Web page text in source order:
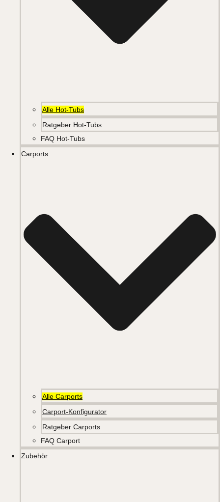
Alle Hot-Tubs
Ratgeber Hot-Tubs
FAQ Hot-Tubs
Carports
Alle Carports
Carport-Konfigurator
Ratgeber Carports
FAQ Carport
Zubehör